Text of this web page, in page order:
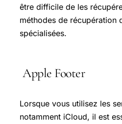
être difficile de les
méthodes de récupération
spécialisées.
Apple Footer
Lorsque vous utilisez les
notamment iCloud, il est